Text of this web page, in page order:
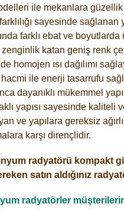
ile mekanlara güzellik
sayesinde sağlanan
farklı ebat ve
zenginlik katan geniş renk
homojen ısı dağılımı
ile enerji tasarrufu
dayanıklı mükemmel
yapısı sayesinde kaliteli
ve yapılara gereksiz
karşı dirençlidir.
radyatörü kompakt
satın aldığınız
radyatörler